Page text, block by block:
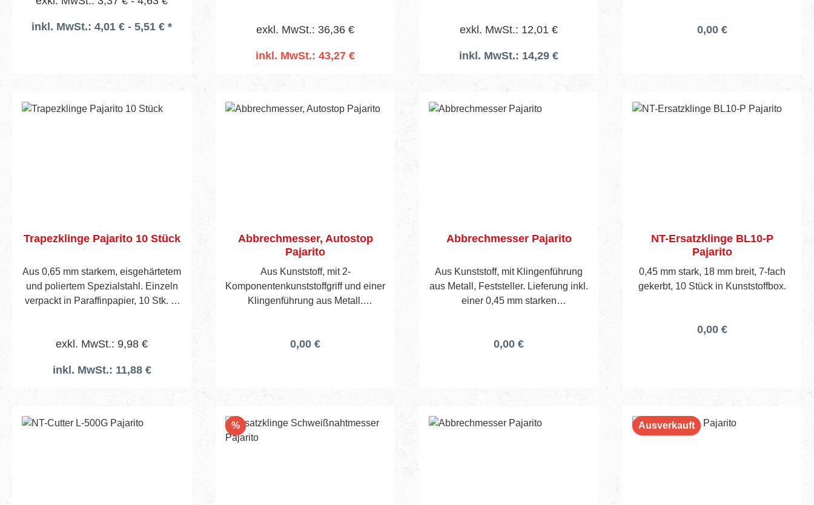
inkl. MwSt.: 4,01 € - 5,51 € * exkl. MwSt.: 36,36 €
inkl. MwSt.: 43,27 €
exkl. MwSt.: 12,01 €
inkl. MwSt.: 14,29 €
0,00 €
Trapezklinge Pajarito 10 Stück
Aus 0,65 mm starkem, eisgehärtetem
und poliertem Spezialstahl. Einzeln
verpackt in Paraffinpapier, 10 Stk. in
Stück
exkl. MwSt.: 9,98 €
inkl. MwSt.: 11,88 €
Abbrechmesser, Autostop
Pajarito
Aus Kunststoff, mit 2-
Komponentenkunststoffgriff und einer
Klingenführung aus Metall.
Lieferung inkl. 4 Klingen.
0,00 €
Abbrechmesser Pajarito
Aus Kunststoff, mit Klingenführung
aus Metall, Feststeller. Lieferung inkl.
einer 0,45 mm starken
0,00 €
NT-Ersatzklinge BL10-P
Pajarito
0,45 mm stark, 18 mm breit, 7-fach
gekerbt, 10 Stück in Kunststoffbox.
0,00 €
%Rabatt Ausverkauft